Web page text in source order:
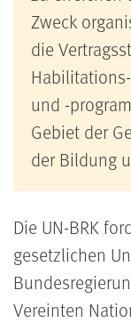
Zweck
die
und -
Gebiet der
der Bildung
Die UN-BRK
gesetzlichen
Vereinten